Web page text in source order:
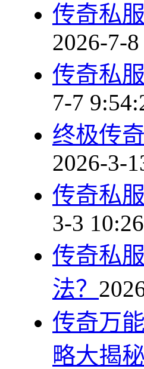
传奇私
2026-7-
传奇私
7-7
终极传
2026-3-
传奇私
3-3
传奇私
法？
传奇万
略大揭秘